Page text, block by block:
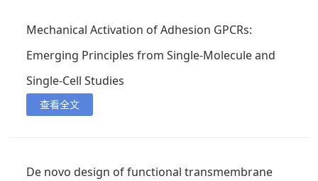
Mechanical Activation of Adhesion GPCRs:
Emerging Principles from Single-Molecule and
Single-Cell Studies
查看全文
De novo design of functional transmembrane